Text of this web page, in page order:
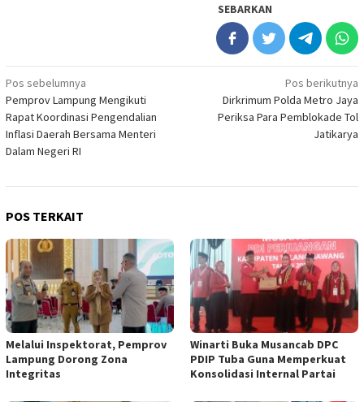
SEBARKAN
Navigasi
pos
Pos sebelumnya
Pemprov Lampung Mengikuti
Rapat Koordinasi Pengendalian
Inflasi Daerah Bersama Menteri
Dalam Negeri RI
Pos berikutnya
Dirkrimum Polda Metro Jaya
Periksa Para Pemblokade Tol
Jatikarya
POS TERKAIT
Melalui Inspektorat, Pemprov
Lampung Dorong Zona
Integritas
Winarti Buka Musancab DPC
PDIP Tuba Guna Memperkuat
Konsolidasi Internal Partai